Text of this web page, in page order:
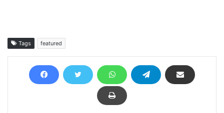
Tags featured